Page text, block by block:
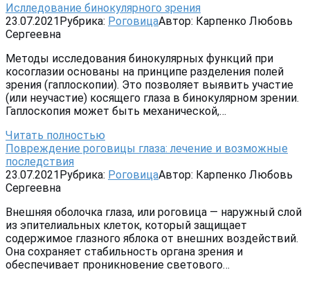
Ислледование бинокулярного зрения
23.07.2021Рубрика: РоговицаАвтор: Карпенко Любовь
Сергеевна
Методы исследования бинокулярных функций при
косоглазии основаны на принципе разделения полей
зрения (гаплоскопии). Это позволяет выявить участие
(или неучастие) косящего глаза в бинокулярном зрении.
Гаплоскопия может быть механической,…
Читать полностью
Повреждение роговицы глаза: лечение и возможные
последствия
23.07.2021Рубрика: РоговицаАвтор: Карпенко Любовь
Сергеевна
Внешняя оболочка глаза, или роговица — наружный слой
из эпителиальных клеток, который защищает
содержимое глазного яблока от внешних воздействий.
Она сохраняет стабильность органа зрения и
обеспечивает проникновение светового…